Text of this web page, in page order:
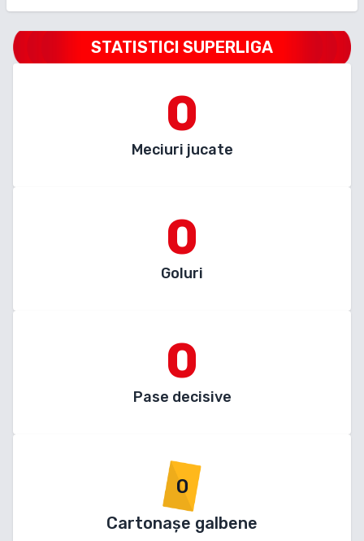
STATISTICI SUPERLIGA
0
Meciuri jucate
0
Goluri
0
Pase decisive
0
Cartonașe galbene